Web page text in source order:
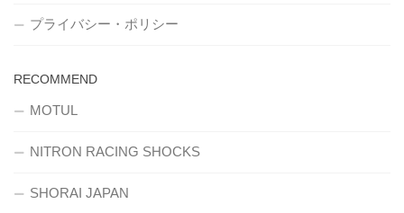
プライバシー・ポリシー
RECOMMEND
MOTUL
NITRON RACING SHOCKS
SHORAI JAPAN